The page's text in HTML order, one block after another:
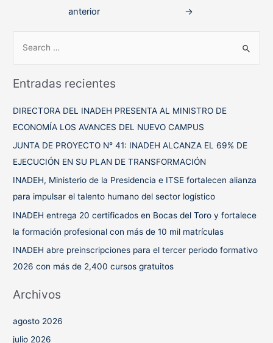
anterior →
c
:
Entradas recientes
DIRECTORA DEL INADEH PRESENTA AL MINISTRO DE
ECONOMÍA LOS AVANCES DEL NUEVO CAMPUS
JUNTA DE PROYECTO N° 41: INADEH ALCANZA EL 69% DE
EJECUCIÓN EN SU PLAN DE TRANSFORMACIÓN
INADEH, Ministerio de la Presidencia e ITSE fortalecen alianza
para impulsar el talento humano del sector logístico
INADEH entrega 20 certificados en Bocas del Toro y fortalece
la formación profesional con más de 10 mil matrículas
INADEH abre preinscripciones para el tercer periodo formativo
2026 con más de 2,400 cursos gratuitos
Archivos
agosto 2026
julio 2026